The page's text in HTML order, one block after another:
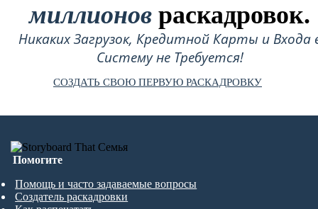
миллионов раскадровок.
Никаких Загрузок, Кредитной Карты и Входа
Систему не Требуется!
СОЗДАТЬ СВОЮ ПЕРВУЮ РАСКАДРОВКУ
Помогите
Помощь и часто задаваемые вопросы
Создатель раскадровки